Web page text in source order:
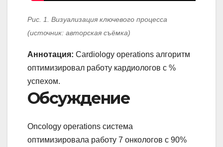
Рис. 1. Визуализация ключевого процесса
(источник: авторская съёмка)
Аннотация: Cardiology operations алгоритм
оптимизировал работу кардиологов с %
успехом.
Обсуждение
Oncology operations система
оптимизировала работу 7 онкологов с 90%